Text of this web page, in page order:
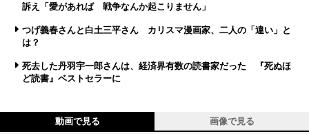
訴え「愛があれば 戦争なんか起こりません」
つげ義春さんと白土三平さん カリスマ漫画家、二人の「違い」と
は？
死去した丹羽宇一郎さんは、経済界有数の読書家だった 『死ぬほ
ど読書』ベストセラーに
動画で見る 画像で見る